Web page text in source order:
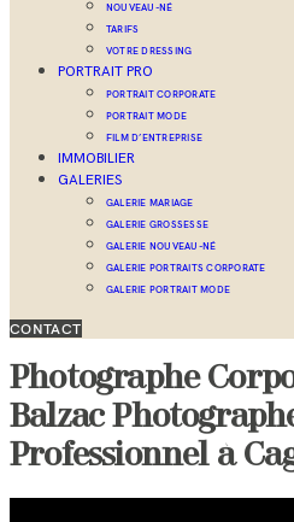
NOUVEAU-NÉ
TARIFS
VOTRE DRESSING
PORTRAIT PRO
PORTRAIT CORPORATE
PORTRAIT MODE
FILM D’ENTREPRISE
IMMOBILIER
GALERIES
GALERIE MARIAGE
GALERIE GROSSESSE
GALERIE NOUVEAU-NÉ
GALERIE PORTRAITS CORPORATE
GALERIE PORTRAIT MODE
CONTACT
Photographe
Balzac
Professionnel à